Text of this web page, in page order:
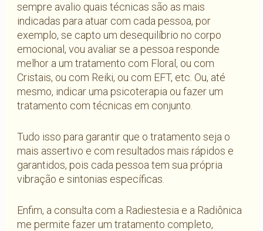
sempre avalio quais técnicas são as mais
indicadas para atuar com cada pessoa, por
exemplo, se capto um desequilíbrio no corpo
emocional, vou avaliar se a pessoa responde
melhor a um tratamento com Floral, ou com
Cristais, ou com Reiki, ou com EFT, etc. Ou, até
mesmo, indicar uma psicoterapia ou fazer um
tratamento com técnicas em conjunto.
Tudo isso para garantir que o tratamento seja o
mais assertivo e com resultados mais rápidos e
garantidos, pois cada pessoa tem sua própria
vibração e sintonias específicas.
Enfim, a consulta com a Radiestesia e a Radiônica
me permite fazer um tratamento completo,